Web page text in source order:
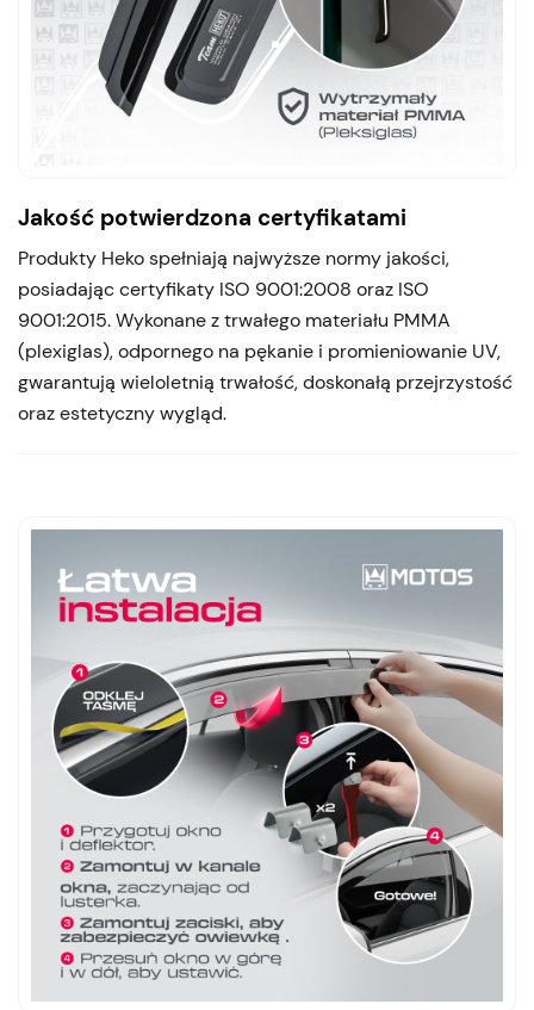
Jakość potwierdzona certyfikatami
Produkty Heko spełniają najwyższe normy jakości,
posiadając certyfikaty ISO 9001:2008 oraz ISO
9001:2015. Wykonane z trwałego materiału PMMA
(plexiglas), odpornego na pękanie i promieniowanie UV,
gwarantują wieloletnią trwałość, doskonałą przejrzystość
oraz estetyczny wygląd.